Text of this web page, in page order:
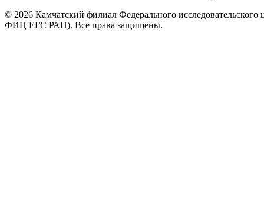
© 2026 Камчатский филиал Федерального
ФИЦ ЕГС РАН). Все права защищены.